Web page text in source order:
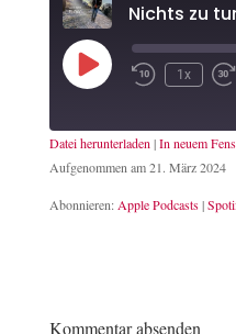
Play
Episode
1x
Apple Podcasts
RSS FEED
TEILEN
Datei herunterladen |In neuem
Aufgenommen am 21. März 2024
Abonnieren: Apple Podcasts|
Kommentar absenden